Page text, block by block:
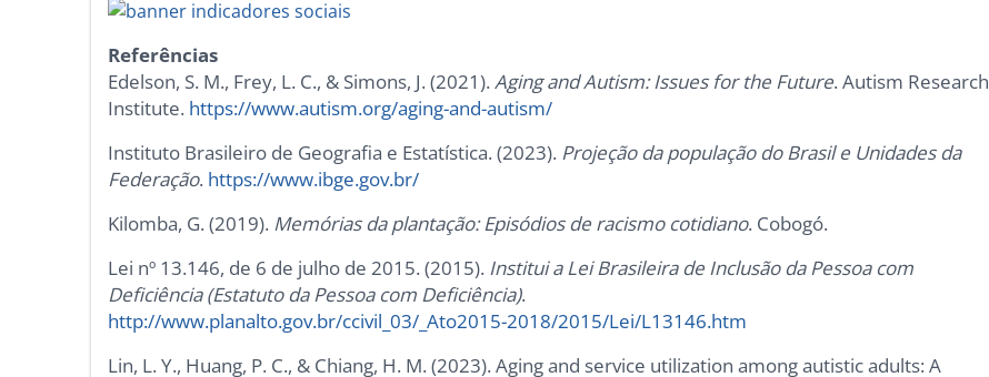
Referências
Edelson, S. M., Frey, L. C., & Simons, J. (2021).Aging and Autism: Issues for the Future. Autism Research
Institute. https://www.autism.org/aging-and-autism/
Instituto Brasileiro de Geografia e Estatística. (2023). Projeção da população do Brasil e Unidades da
Federação. https://www.ibge.gov.br/
Kilomba, G. (2019). Memórias da plantação: Episódios de racismo cotidiano. Cobogó.
Lei nº 13.146, de 6 de julho de 2015. (2015). Institui a Lei Brasileira de Inclusão da Pessoa com
Deficiência (Estatuto da Pessoa com Deficiência).
http://www.planalto.gov.br/ccivil_03/_Ato2015-2018/2015/Lei/L13146.htm
Lin, L. Y., Huang, P. C., & Chiang, H. M. (2023). Aging and service utilization among autistic adults: A